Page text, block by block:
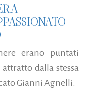
erano puntati
attratto dalla stessa
Gianni Agnelli.